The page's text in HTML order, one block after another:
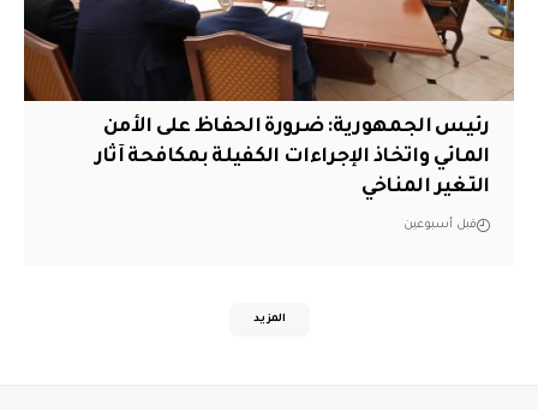
رئيس الجمهورية: ضرورة الحفاظ على الأمن
المائي واتخاذ الإجراءات الكفيلة بمكافحة آثار
التغير المناخي
قبل أسبوعين
المزيد